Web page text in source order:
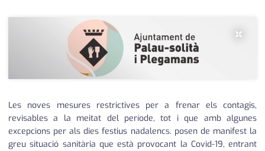
×
Les noves mesures restrictives per a frenar els contagis,
revisables a la meitat del període, tot i que amb algunes
excepcions per als dies festius nadalencs. posen de manifest la
greu situació sanitària que està provocant la Covid-19, entrant